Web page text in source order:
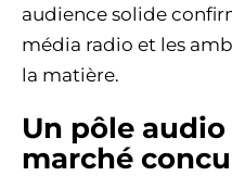
audience solide
média radio et les
la matière.
Un pôle
marché